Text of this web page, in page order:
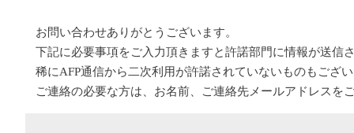
お問い合わせありがとうございます。
下記に必要事項をご入力頂きますと許諾部門に情報が送信
稀にAFP通信から二次利用が許諾されていないものもござ
ご連絡の必要な方は、お名前、ご連絡先メールアドレスを